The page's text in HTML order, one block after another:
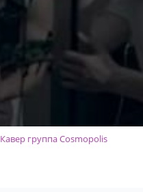
Кавер группа Cosmopolis